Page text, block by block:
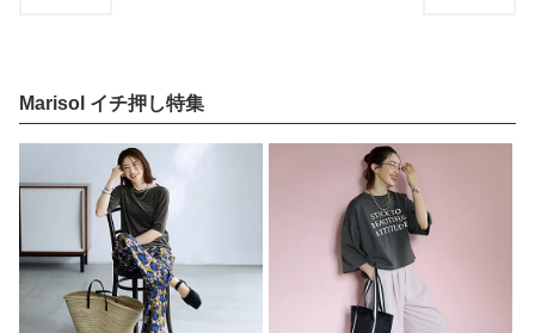
Marisol イチ押し特集